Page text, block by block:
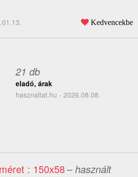
Kedvencekbe
21 db
eladó, árak
hasznaltat.hu - 2026.08.08.
: 150x58– használt